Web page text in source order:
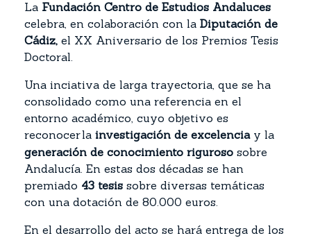
La Fundación Centro de Estudios Andaluces
celebra, en colaboración con la Diputación de
Cádiz, el XX Aniversario de los Premios Tesis
Doctoral.
Una inciativa de larga trayectoria, que se ha
consolidado como una referencia en el
entorno académico, cuyo objetivo es
reconocerla investigación de excelenciay la
generación de conocimiento riguroso sobre
Andalucía. En estas dos décadas se han
premiado 43 tesis sobre diversas temáticas
con una dotación de 80.000 euros.
En el desarrollo del acto se hará entrega de los